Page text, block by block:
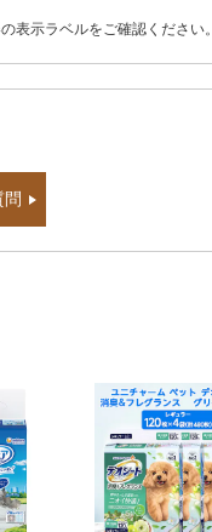
表示ラベルをご確認ください。